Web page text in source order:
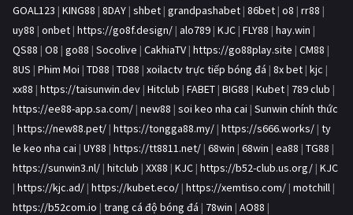
GOAL123 | KING88 | 8DAY | shbet | grandpashabet | 86bet | o8 | rr88 |
uy88 | onbet | https://go8f.design/ | alo789 | KJC | FLY88 | hay.win |
QS88 | O8 | go88 | Socolive | CakhiaTV | https://go88play.site | CM88 |
8US | Phim Moi | TD88 | TD88 | xoilactv trực tiếp bóng đá | 8x bet | kjc |
xx88 | https://taisunwin.dev | Hitclub | FABET | BIG88 | Kubet | 789 club |
https://ee88-app.sa.com/ | new88 | soi keo nha cai | Sunwin chính thức
| https://new88.pet/ | https://tongga88.my/ | https://s666.works/ | ty
le keo nha cai | UY88 | https://tt8811.net/ | 68win | 68win | ea88 | TG88 |
https://sunwin3.nl/ | hitclub | XX88 | KJC | https://b52-club.us.org/ | KJC
| https://kjc.ad/ | https://kubet.eco/ | https://xemtiso.com/ | motchill |
https://b52com.io | trang cá độ bóng đá | 78win | AO88 |